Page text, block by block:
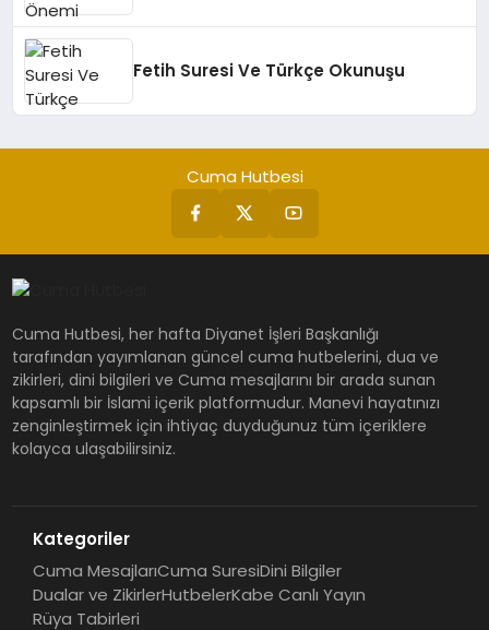
Fetih Suresi Ve Türkçe Okunuşu
Cuma Hutbesi
Cuma Hutbesi, her hafta Diyanet İşleri Başkanlığı
tarafından yayımlanan güncel cuma hutbelerini, dua ve
zikirleri, dini bilgileri ve Cuma mesajlarını bir arada sunan
kapsamlı bir İslami içerik platformudur. Manevi hayatınızı
zenginleştirmek için ihtiyaç duyduğunuz tüm içeriklere
kolayca ulaşabilirsiniz.
Kategoriler
Cuma MesajlarıCuma SuresiDini Bilgiler
Dualar ve ZikirlerHutbelerKabe Canlı Yayın
Rüya Tabirleri